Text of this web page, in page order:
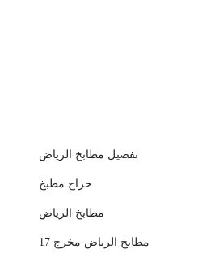
تفصيل مطابخ الرياض
حراج مطبخ
مطابخ الرياض
مطابخ الرياض مخرج 17